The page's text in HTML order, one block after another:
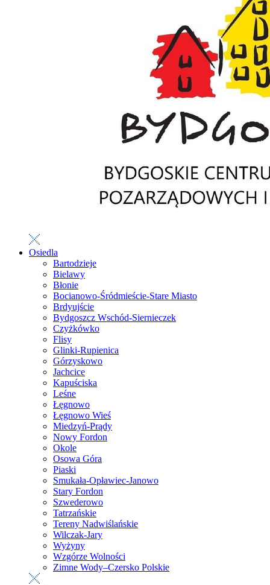
Osiedla
Bartodzieje
Bielawy
Błonie
Bocianowo-Śródmieście-Stare Miasto
Brdyujście
Bydgoszcz Wschód-Siernieczek
Czyżkówko
Flisy
Glinki-Rupienica
Górzyskowo
Jachcice
Kapuściska
Leśne
Łęgnowo
Łęgnowo Wieś
Miedzyń-Prądy
Nowy Fordon
Okole
Osowa Góra
Piaski
Smukała-Opławiec-Janowo
Stary Fordon
Szwederowo
Tatrzańskie
Tereny Nadwiślańskie
Wilczak-Jary
Wyżyny
Wzgórze Wolności
Zimne Wody–Czersko Polskie